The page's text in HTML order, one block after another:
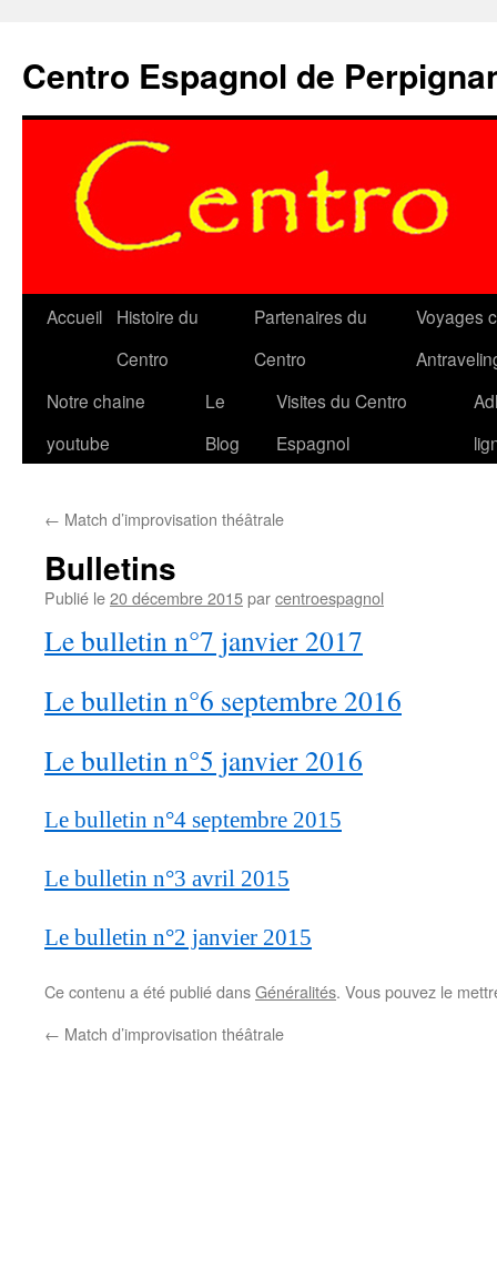
contenu
Centro Espagnol de
Accueil
Histoire du
Centro
Partenaires du
Centro
Voyages
Notre chaine
youtube
Le
Blog
Visites du Centro
Espagnol
← Match d’improvisation théâtrale
Bulletins
Publié le20 décembre 2015parcentroespagnol
Le bulletin n°7 janvier 2017
Le bulletin n°6 septembre 2016
Le bulletin n°5 janvier 2016
Le bulletin n°4 septembre 2015
Le bulletin n°3 avril 2015
Le bulletin n°2 janvier 2015
Ce contenu a été publié dansGénéralités. Vous pouvez le
← Match d’improvisation théâtrale